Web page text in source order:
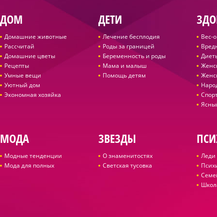
ДОМ
Домашние животные
Рассчитай
Домашние цветы
Рецепты
Умные вещи
Уютный дом
Экономная хозяйка
ДЕТИ
Лечение бесплодия
Роды за границей
Беременность и роды
Мама и малыш
Помощь детям
Вес-
МОДА
Модные тенденции
Мода для полных
ЗВЕЗДЫ
О знаменитостях
Светская тусовка
Леди